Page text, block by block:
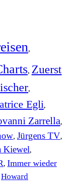
,
, Zuerst
,
Egli,
Zarrella,
, Jürgens TV,
Kiewel,
, Immer wieder
Howard